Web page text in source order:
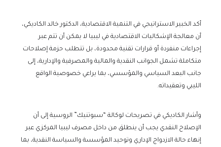
أكد الخبير الاستراتيجي في التنمية الاقتصادية، الدكتور خالد الكاديكي،
أن معالجة الإشكاليات الاقتصادية في ليبيا لا يمكن أن تتم عبر
إجراءات منفردة أو قرارات تقنية محدودة، بل تتطلب حزمة إصلاحات
متكاملة تشمل الجوانب النقدية والمالية والمصرفية والإدارية، إلى
جانب البعد السياسي والمؤسسي، بما يراعي خصوصية الواقع
الليبي وتعقيداته.
وأشار الكاديكي في تصريحات لوكالة “سبوتنيك” الروسية إلى أن
الإصلاح النقدي يجب أن ينطلق من داخل مصرف ليبيا المركزي عبر
إنهاء حالة الازدواج الإداري وتوحيد المؤسسة والسياسة النقدية، بما